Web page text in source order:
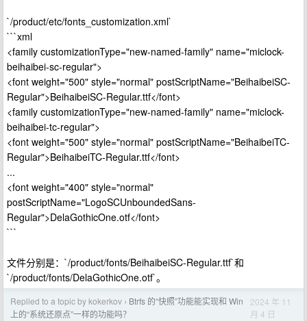
`/product/etc/fonts_customization.xml`
```xml
<family customizationType="new-named-family" name="miclock-
beihaibei-sc-regular">
<font weight="500" style="normal" postScriptName="BeihaibeiSC-
Regular">BeihaibeiSC-Regular.ttf</font>
<family customizationType="new-named-family" name="miclock-
beihaibei-tc-regular">
<font weight="500" style="normal" postScriptName="BeihaibeiTC-
Regular">BeihaibeiTC-Regular.ttf</font>
...
<font weight="400" style="normal"
postScriptName="LogoSCUnboundedSans-
Regular">DelaGothicOne.otf</font>
```
文件分别是：`/product/fonts/BeihaibeiSC-Regular.ttf`和
`/product/fonts/DelaGothicOne.otf`。
Replied to a topic by kokerkov › Btrfs 的“快照”功能能实现和 Win
上的“系统还原点”一样的功能吗？
2024 年 11
月 4 日